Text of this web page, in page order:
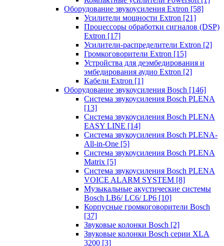
Оборудование звукоусиления Extron [58]
Усилители мощности Extron [21]
Процессоры обработки сигналов (DSP)
Extron [17]
Усилители-распределители Extron [2]
Громкоговорители Extron [15]
Устройства для деэмбедирования и
эмбедирования аудио Extron [2]
Кабели Extron [1]
Оборудование звукоусиления Bosch [146]
Система звукоусиления Bosch PLENA
[13]
Система звукоусиления Bosch PLENA
EASY LINE [14]
Система звукоусиления Bosch PLENA-
All-in-One [5]
Система звукоусиления Bosch PLENA
Matrix [5]
Система звукоусиления Bosch PLENA
VOICE ALARM SYSTEM [8]
Музыкальные акустические системы
Bosch LB6/ LC6/ LP6 [10]
Корпусные громкоговорители Bosch
[37]
Звуковые колонки Bosch [2]
Звуковые колонки Bosch серии XLA
3200 [3]